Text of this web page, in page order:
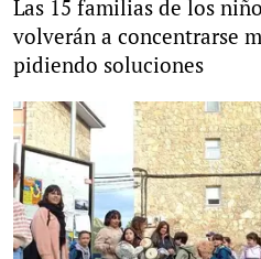
Las 15 familias de los
volverán a concentrarse
pidiendo soluciones